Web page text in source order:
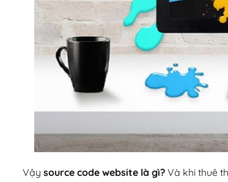
Vậy source code website là gì? Và khi thuê